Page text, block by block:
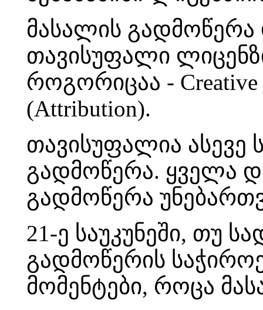
მასალის
თავისუფალი
როგორიცაა - Creative
(Attribution).
თავისუფალია
გადმოწერა. ყველა
გადმოწერა
21-ე საუკუნეში, თუ
გადმოწერის
მომენტები, როცა